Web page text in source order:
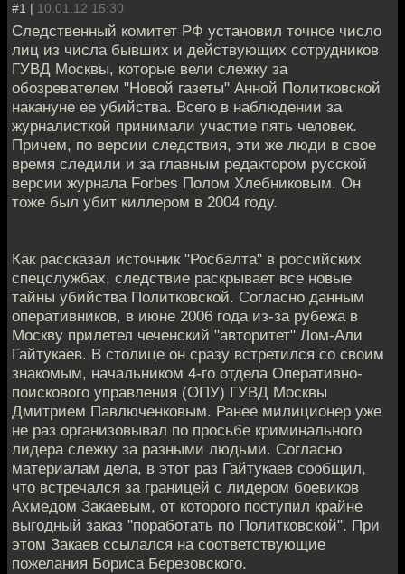
#1 | 10.01.12 15:30
Следственный комитет РФ установил точное число
лиц из числа бывших и действующих сотрудников
ГУВД Москвы, которые вели слежку за
обозревателем "Новой газеты" Анной Политковской
накануне ее убийства. Всего в наблюдении за
журналисткой принимали участие пять человек.
Причем, по версии следствия, эти же люди в свое
время следили и за главным редактором русской
версии журнала Forbes Полом Хлебниковым. Он
тоже был убит киллером в 2004 году.
Как рассказал источник "Росбалта" в российских
спецслужбах, следствие раскрывает все новые
тайны убийства Политковской. Согласно данным
оперативников, в июне 2006 года из-за рубежа в
Москву прилетел чеченский "авторитет" Лом-Али
Гайтукаев. В столице он сразу встретился со своим
знакомым, начальником 4-го отдела Оперативно-
поискового управления (ОПУ) ГУВД Москвы
Дмитрием Павлюченковым. Ранее милиционер уже
не раз организовывал по просьбе криминального
лидера слежку за разными людьми. Согласно
материалам дела, в этот раз Гайтукаев сообщил,
что встречался за границей с лидером боевиков
Ахмедом Закаевым, от которого поступил крайне
выгодный заказ "поработать по Политковской". При
этом Закаев ссылался на соответствующие
пожелания Бориса Березовского.